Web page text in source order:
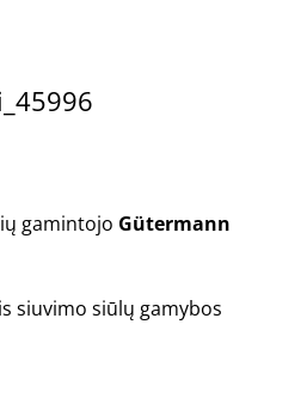
gamintojo Gütermann
siuvimo siūlų gamybos
siūlai_45996